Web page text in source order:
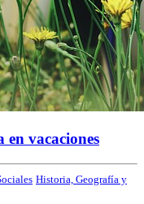
vacaciones
Historia, Geografía y